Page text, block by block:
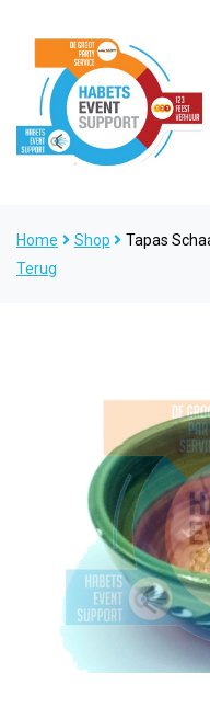
Home Shop
Tapas
Terug